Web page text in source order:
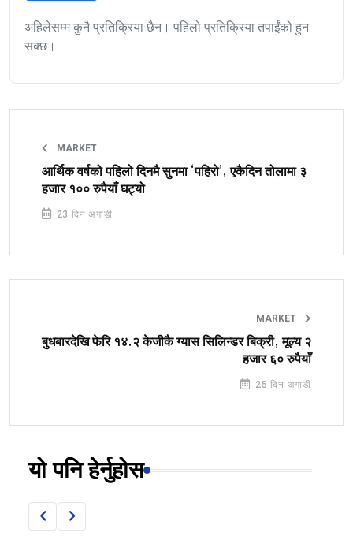
अहिलेसम्म कुनै प्रतिक्रिया छैन। पहिलो प्रतिक्रिया तपाईंको हुन
सक्छ।
MARKET
आर्थिक वर्षको पहिलो दिनमै सुनमा ‘पहिरो’, एकैदिन तोलामा ३
हजार १०० रुपैयाँ घट्यो
23 दिन अगाडी
MARKET
बुधबारदेखि फेरि १४.२ केजीकै ग्यास सिलिन्डर बिक्री, मूल्य २
हजार ६० रुपैयाँ
25 दिन अगाडी
यो पनि हेर्नुहोस